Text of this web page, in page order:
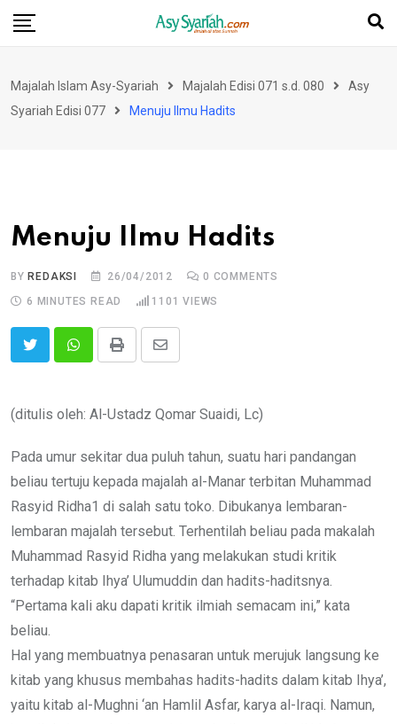
Skip
Majalah Islam Asy-Syariah Majalah Edisi 071 s.d. 080
Asy
Syariah Edisi 077
Menuju Ilmu Hadits
Menuju Ilmu Hadits
BYREDAKSI 26/04/2012 0 COMMENTS
6 MINUTES READ
1101 VIEWS
Print
Share
Email
(ditulis oleh: Al-Ustadz Qomar Suaidi, Lc)
Pada umur sekitar dua puluh tahun, suatu hari pandangan
beliau tertuju kepada majalah al-Manar terbitan Muhammad
Rasyid Ridha1 di salah satu toko. Dibukanya lembaran-
lembaran majalah tersebut. Terhentilah beliau pada makalah
Muhammad Rasyid Ridha yang melakukan studi kritik
terhadap kitab Ihya’ Ulumuddin dan hadits-haditsnya.
“Pertama kali aku dapati kritik ilmiah semacam ini,” kata
beliau.
Hal yang membuatnya penasaran untuk merujuk langsung ke
kitab yang khusus membahas hadits-hadits dalam kitab Ihya’,
yaitu kitab al-Mughni ‘an Hamlil Asfar, karya al-Iraqi. Namun,